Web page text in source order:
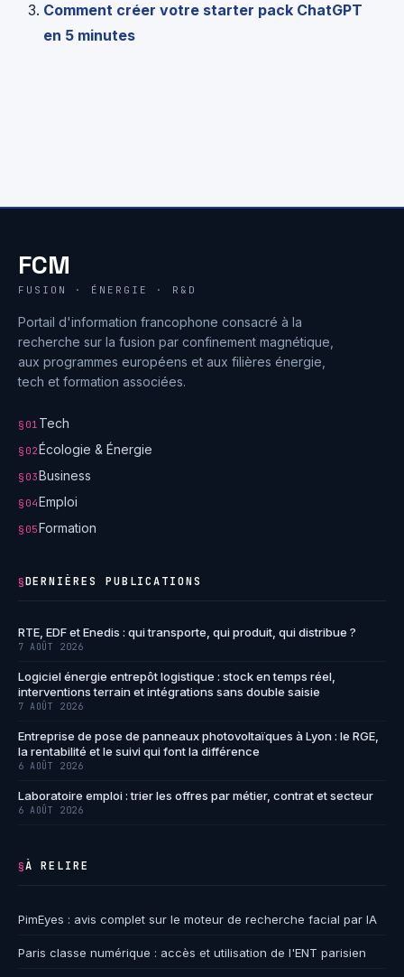
Comment créer votre starter pack ChatGPT
en 5 minutes
FCM
FUSION · ÉNERGIE · R&D
Portail d'information francophone consacré à la
recherche sur la fusion par confinement magnétique,
aux programmes européens et aux filières énergie,
tech et formation associées.
§01 Tech
§02Écologie & Énergie
§03Business
§04Emploi
§05Formation
§DERNIÈRES PUBLICATIONS
RTE, EDF et Enedis : qui transporte, qui produit, qui distribue ?
7 AOÛT 2026
Logiciel énergie entrepôt logistique : stock en temps réel,
interventions terrain et intégrations sans double saisie
7 AOÛT 2026
Entreprise de pose de panneaux photovoltaïques à Lyon : le RGE,
la rentabilité et le suivi qui font la différence
6 AOÛT 2026
Laboratoire emploi : trier les offres par métier, contrat et secteur
6 AOÛT 2026
§À RELIRE
PimEyes : avis complet sur le moteur de recherche facial par IA
Paris classe numérique : accès et utilisation de l'ENT parisien